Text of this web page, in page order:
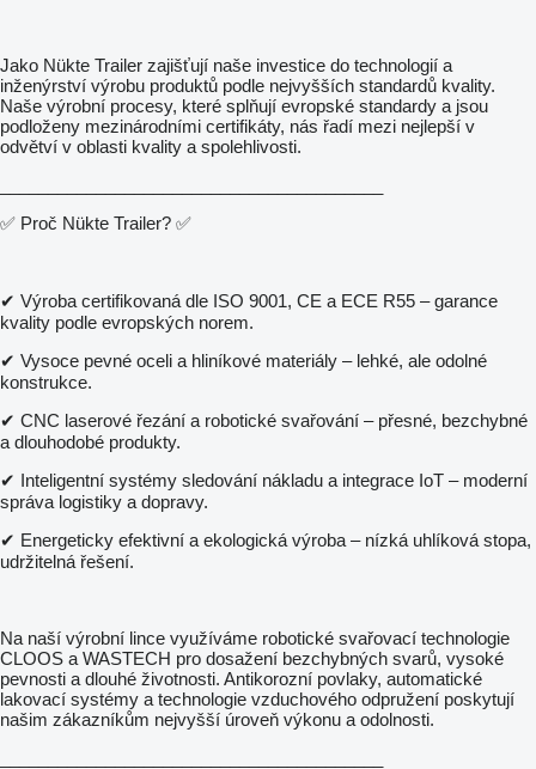
Jako Nükte Trailer zajišťují naše investice do technologií a
inženýrství výrobu produktů podle nejvyšších standardů kvality.
Naše výrobní procesy, které splňují evropské standardy a jsou
podloženy mezinárodními certifikáty, nás řadí mezi nejlepší v
odvětví v oblasti kvality a spolehlivosti.
✅ Proč Nükte Trailer? ✅
✔ Výroba certifikovaná dle ISO 9001, CE a ECE R55 – garance
kvality podle evropských norem.
✔ Vysoce pevné oceli a hliníkové materiály – lehké, ale odolné
konstrukce.
✔ CNC laserové řezání a robotické svařování – přesné, bezchybné
a dlouhodobé produkty.
✔ Inteligentní systémy sledování nákladu a integrace IoT – moderní
správa logistiky a dopravy.
✔ Energeticky efektivní a ekologická výroba – nízká uhlíková stopa,
udržitelná řešení.
Na naší výrobní lince využíváme robotické svařovací technologie
CLOOS a WASTECH pro dosažení bezchybných svarů, vysoké
pevnosti a dlouhé životnosti. Antikorozní povlaky, automatické
lakovací systémy a technologie vzduchového odpružení poskytují
našim zákazníkům nejvyšší úroveň výkonu a odolnosti.